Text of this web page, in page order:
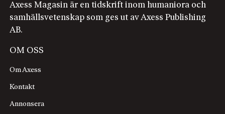
Axess Magasin är en tidskrift inom humaniora och
samhällsvetenskap som ges ut av Axess Publishing
AB.
OM OSS
Om Axess
Kontakt
Annonsera